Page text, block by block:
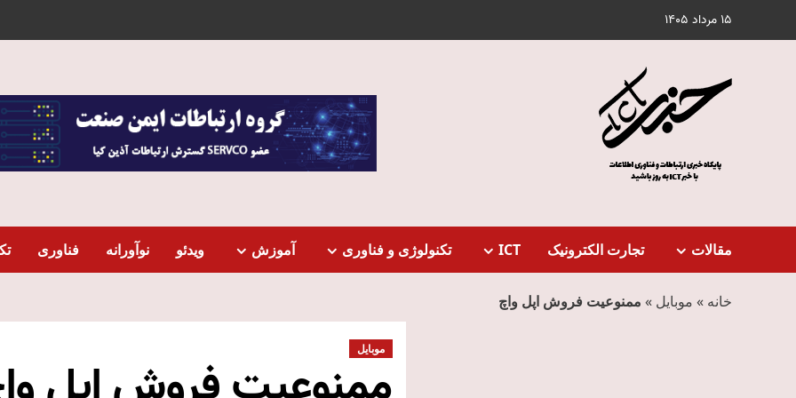
15 مرداد 1405
مقالات تجارت الکترونیک ICT تکنولوژی و فناوری آموزش ویدئو نوآورانه فناوری
خانه » موبایل » ممنوعیت فروش اپل واچ
موبایل